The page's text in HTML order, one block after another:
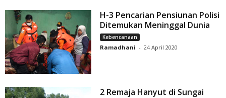
H-3 Pencarian Pensiunan Polisi
Ditemukan Meninggal Dunia
Kebencanaan
Ramadhani - 24 April 2020
2 Remaja Hanyut di Sungai